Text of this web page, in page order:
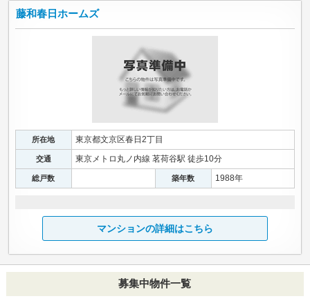
藤和春日ホームズ
所在地 東京都文京区春日2丁目
交通 東京メトロ丸ノ内線 茗荷谷駅 徒歩10分
総戸数 築年数 1988年
マンションの詳細はこちら
募集中物件一覧